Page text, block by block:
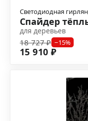
Светодиодная
Спайдер
для деревьев
18 727 ₽ −15%
15 910 ₽